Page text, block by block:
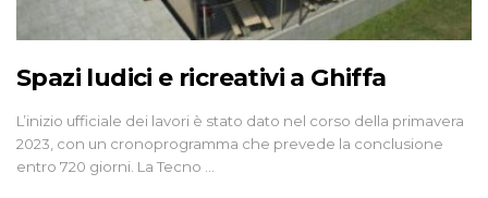
Spazi ludici e ricreativi a Ghiffa
L’inizio ufficiale dei lavori è stato dato nel corso della primavera
2023, con un cronoprogramma che prevede la conclusione
entro 720 giorni. La Tecno …